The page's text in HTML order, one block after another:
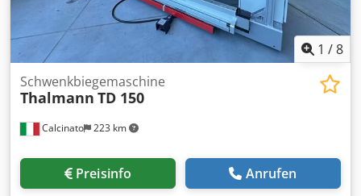
1 /8
Calcinato 223 km
Schwenkbiegemaschine
Thalmann TD 150
Preisinfo Anrufen